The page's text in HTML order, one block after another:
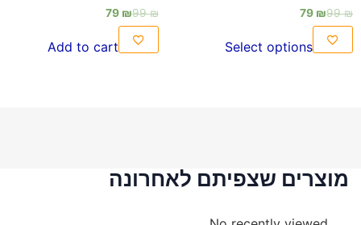
99₪
79 ₪
Select options
99₪
79 ₪
Add to cart
מוצרים שצפיתם לאחרונה